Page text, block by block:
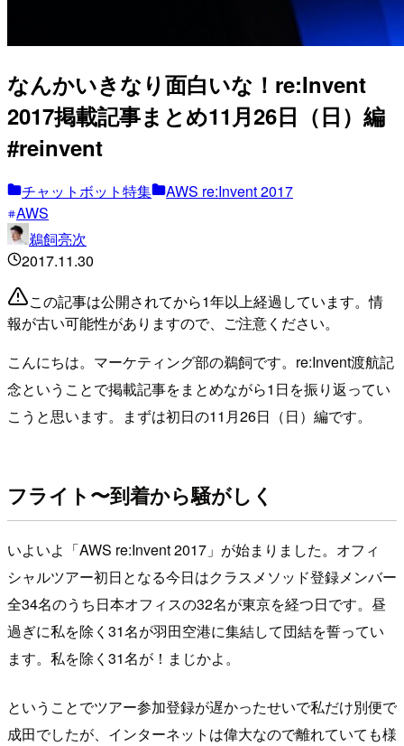
なんかいきなり面白いな！re:Invent
2017掲載記事まとめ11月26日（日）編
#reinvent
チャットボット特集
AWS re:Invent 2017
AWS
鵜飼亮次
2017.11.30
この記事は公開されてから1年以上経過しています。情
報が古い可能性がありますので、ご注意ください。
こんにちは。マーケティング部の鵜飼です。re:Invent渡航記
念ということで掲載記事をまとめながら1日を振り返ってい
こうと思います。まずは初日の11月26日（日）編です。
フライト〜到着から騒がしく
いよいよ「AWS re:Invent 2017」が始まりました。オフィ
シャルツアー初日となる今日はクラスメソッド登録メンバー
全34名のうち日本オフィスの32名が東京を経つ日です。昼
過ぎに私を除く31名が羽田空港に集結して団結を誓ってい
ます。私を除く31名が！まじかよ。
ということでツアー参加登録が遅かったせいで私だけ別便で
成田でしたが、インターネットは偉大なので離れていても様